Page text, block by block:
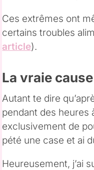
Ces extrêmes ont
certains troubles
article).
La vraie
Autant te dire
pendant des heures
exclusivement de
pété une case et ai
Heureusement, j’ai